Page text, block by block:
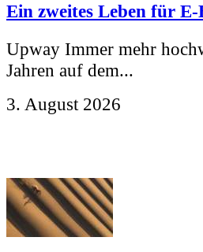
Ein zweites Leben für E-
Upway Immer mehr
Jahren auf dem...
3. August 2026